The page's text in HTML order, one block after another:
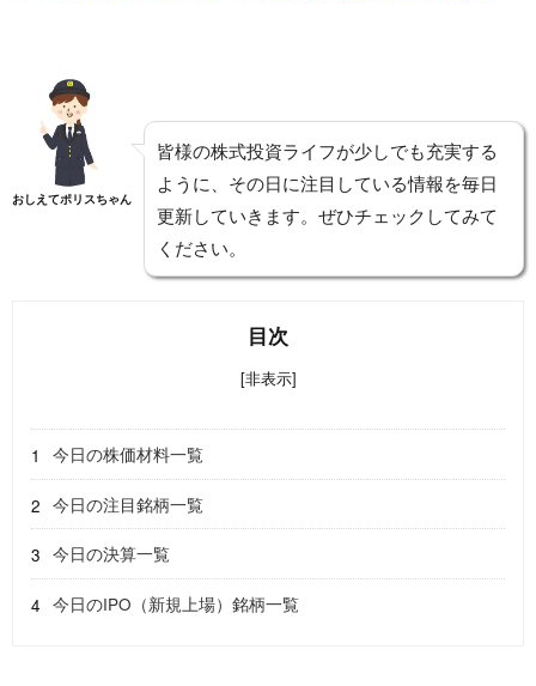
おしえてポリスちゃん
皆様の株式投資ライフが少しでも充実する
ように、その日に注目している情報を毎日
更新していきます。ぜひチェックしてみて
ください。
目次
[非表示]
今日の株価材料一覧
今日の注目銘柄一覧
今日の決算一覧
今日のIPO（新規上場）銘柄一覧